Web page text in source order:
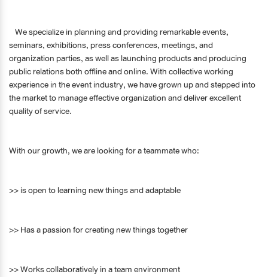
We specialize in planning and providing remarkable events,
seminars, exhibitions, press conferences, meetings, and
organization parties, as well as launching products and producing
public relations both offline and online. With collective working
experience in the event industry, we have grown up and stepped into
the market to manage effective organization and deliver excellent
quality of service.
With our growth, we are looking for a teammate who:
>> is open to learning new things and adaptable
>> Has a passion for creating new things together
>> Works collaboratively in a team environment